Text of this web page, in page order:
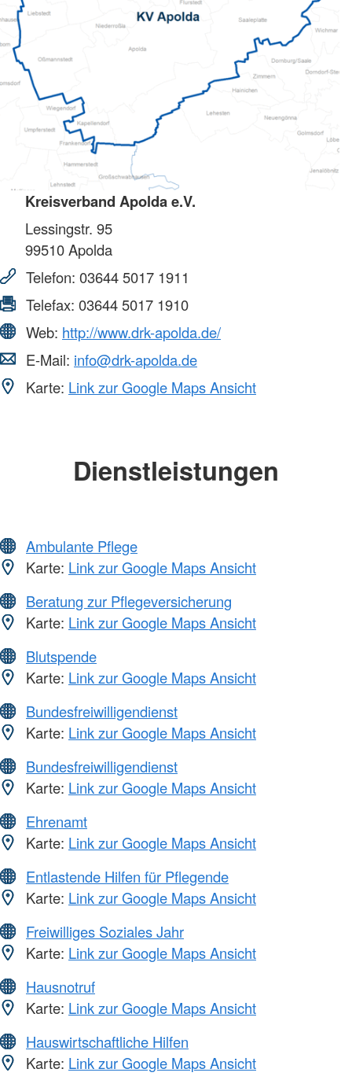
Kreisverband Apolda e.V.
Lessingstr. 95
99510Apolda
Telefon: 03644 5017 1911
Telefax: 03644 5017 1910
Web: http://www.drk-apolda.de/
E-Mail: info@drk-apolda.de
Karte: Link zur Google Maps Ansicht
Dienstleistungen
Ambulante Pflege
Karte: Link zur Google Maps Ansicht
Beratung zur Pflegeversicherung
Karte: Link zur Google Maps Ansicht
Blutspende
Karte: Link zur Google Maps Ansicht
Bundesfreiwilligendienst
Karte: Link zur Google Maps Ansicht
Bundesfreiwilligendienst
Karte: Link zur Google Maps Ansicht
Ehrenamt
Karte: Link zur Google Maps Ansicht
Entlastende Hilfen für Pflegende
Karte: Link zur Google Maps Ansicht
Freiwilliges Soziales Jahr
Karte: Link zur Google Maps Ansicht
Hausnotruf
Karte: Link zur Google Maps Ansicht
Hauswirtschaftliche Hilfen
Karte: Link zur Google Maps Ansicht